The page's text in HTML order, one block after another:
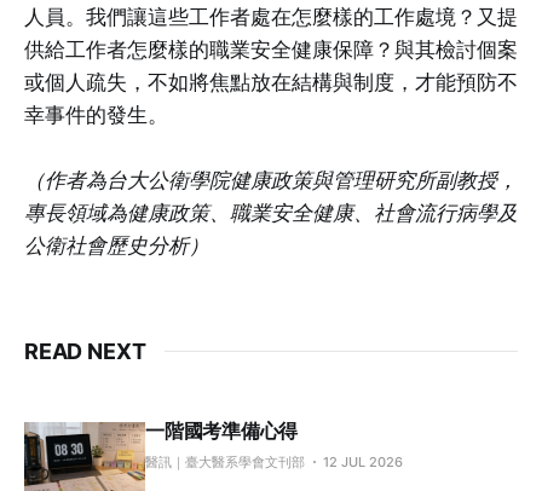
人員。我們讓這些工作者處在怎麼樣的工作處境？又提
供給工作者怎麼樣的職業安全健康保障？與其檢討個案
或個人疏失，不如將焦點放在結構與制度，才能預防不
幸事件的發生。
（作者為台大公衛學院健康政策與管理研究所副教授，
專長領域為健康政策、職業安全健康、社會流行病學及
公衛社會歷史分析）
READ NEXT
一階國考準備心得
醫訊｜臺大醫系學會文刊部 12 JUL 2026